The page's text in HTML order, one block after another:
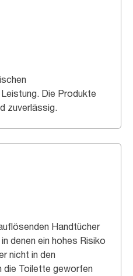
Die Produkte
zuverlässig.
Handtücher
denen ein hohes Risiko
nicht in den
die Toilette geworfen